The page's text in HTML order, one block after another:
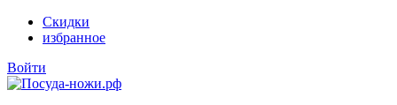
Скидки
избранное
Войти